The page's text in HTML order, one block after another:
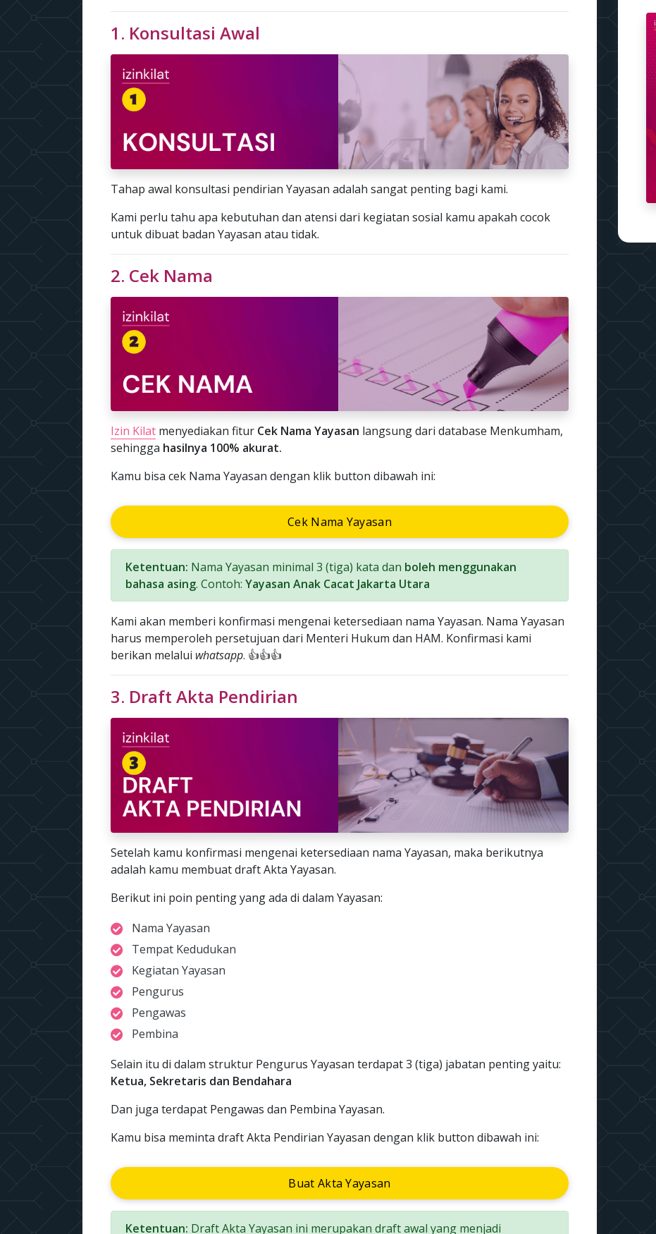
1. Konsultasi Awal
Tahap awal konsultasi pendirian Yayasan adalah sangat penting bagi kami.
Kami perlu tahu apa kebutuhan dan atensi dari kegiatan sosial kamu apakah cocok
untuk dibuat badan Yayasan atau tidak.
2. Cek Nama
Izin Kilat menyediakan fitur Cek Nama Yayasan langsung dari database Menkumham,
sehingga hasilnya 100% akurat.
Kamu bisa cek Nama Yayasan dengan klik button dibawah ini:
Cek Nama Yayasan
Ketentuan: Nama Yayasan minimal 3 (tiga) kata dan boleh menggunakan
bahasa asing. Contoh: Yayasan Anak Cacat Jakarta Utara
Kami akan memberi konfirmasi mengenai ketersediaan nama Yayasan. Nama Yayasan
harus memperoleh persetujuan dari Menteri Hukum dan HAM. Konfirmasi kami
berikan melalui whatsapp. 👍👍👍
3. Draft Akta Pendirian
Setelah kamu konfirmasi mengenai ketersediaan nama Yayasan, maka berikutnya
adalah kamu membuat draft Akta Yayasan.
Berikut ini poin penting yang ada di dalam Yayasan:
Nama Yayasan
Tempat Kedudukan
Kegiatan Yayasan
Pengurus
Pengawas
Pembina
Selain itu di dalam struktur Pengurus Yayasan terdapat 3 (tiga) jabatan penting yaitu:
Ketua, Sekretaris dan Bendahara
Dan juga terdapat Pengawas dan Pembina Yayasan.
Kamu bisa meminta draft Akta Pendirian Yayasan dengan klik button dibawah ini:
Buat Akta Yayasan
Ketentuan: Draft Akta Yayasan ini merupakan draft awal yang menjadi